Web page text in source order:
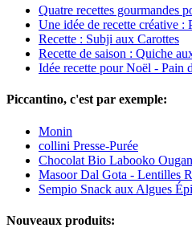
Quatre recettes gourmandes
Une idée de recette créative :
Recette : Subji aux Carottes
Recette de saison : Quiche
Idée recette pour Noël - Pain
Piccantino, c'est par exemple:
Monin
collini Presse-Purée
Chocolat Bio Labooko
Masoor Dal Gota - Lentilles
Sempio Snack aux Algues
Nouveaux produits: